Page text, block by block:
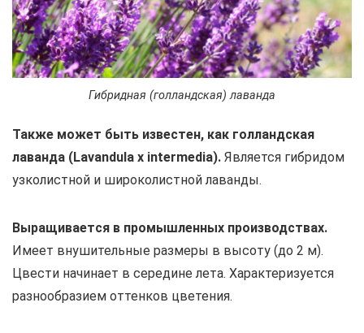
Гибридная (голландская) лаванда
Также может быть известен, как голландская
лаванда (Lavandula x intermedia). Является гибридом
узколистной и широколистной лаванды.
Выращивается в промышленных производствах.
Имеет внушительные размеры в высоту (до 2 м).
Цвести начинает в середине лета. Характеризуется
разнообразием оттенков цветения.